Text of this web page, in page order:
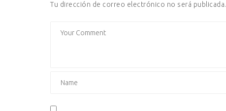
Tu dirección de correo electrónico no será publicada.